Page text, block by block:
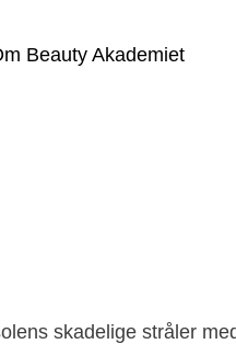
Beauty Akademiet
skadelige stråler